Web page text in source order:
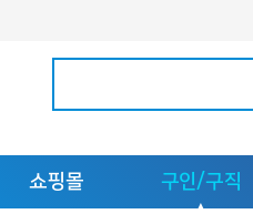
쇼핑몰 구인/구직